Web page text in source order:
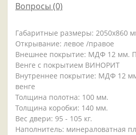
Вопросы (0)
Габаритные размеры: 2050x860
Открывание: левое /правое
Внешнее покрытие: МДФ 12 мм.
Венге с покрытием ВИНОРИТ
Внутреннее покрытие: МДФ 12
венге
Толщина полотна: 100 мм.
Толщина коробки: 140 мм.
Вес двери: 95 - 105 кг.
Наполнитель: минераловатная